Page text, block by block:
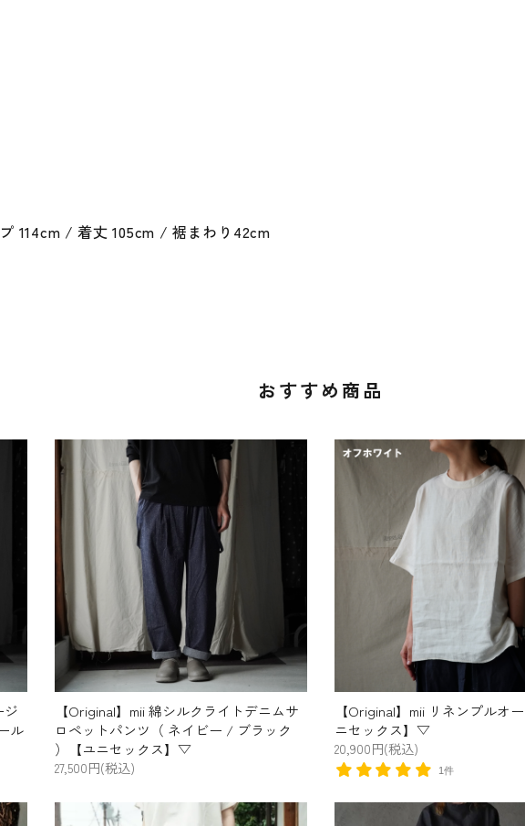
114cm / 着丈 105cm / 裾まわり42cm
おすすめ商品
ジ
ル
【Original】mii 綿シルクライトデニムサ
ロペットパンツ（ ネイビー / ブラック
）【ユニセックス】▽
27,500円(税込)
【Original】mii リネンプルオ
ニセックス】▽
20,900円(税込)
1件